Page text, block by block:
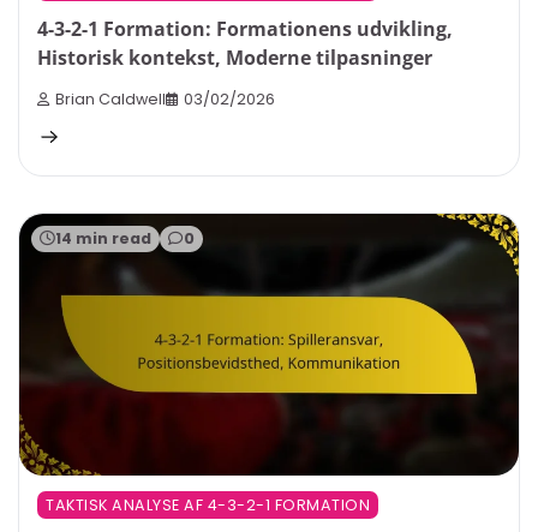
4-3-2-1 Formation: Formationens udvikling,
Historisk kontekst, Moderne tilpasninger
Brian Caldwell 03/02/2026
14 min read 0
TAKTISK ANALYSE AF 4-3-2-1 FORMATION